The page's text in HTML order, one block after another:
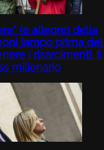
(e allegre) della
lampo prima del
i risarcimenti. Il
milionario